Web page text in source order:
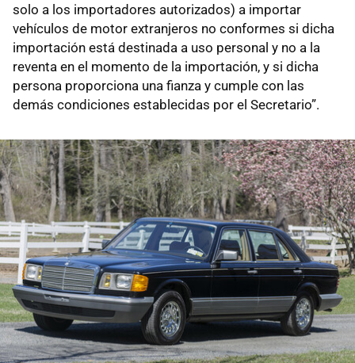
solo a los importadores autorizados) a importar
vehículos de motor extranjeros no conformes si dicha
importación está destinada a uso personal y no a la
reventa en el momento de la importación, y si dicha
persona proporciona una fianza y cumple con las
demás condiciones establecidas por el Secretario”.